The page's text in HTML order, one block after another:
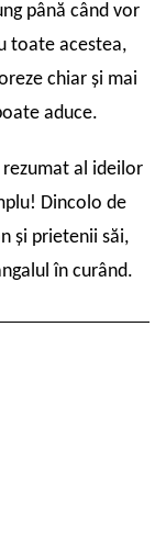
până când vor
toate acestea,
chiar și mai
aduce.
al ideilor
Dincolo de
și prietenii săi,
în curând.